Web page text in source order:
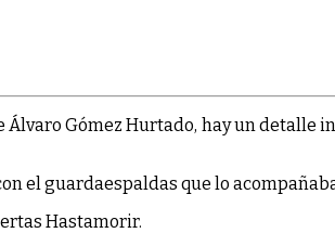
Álvaro Gómez Hurtado, hay un
el guardaespaldas que lo
Hastamorir.